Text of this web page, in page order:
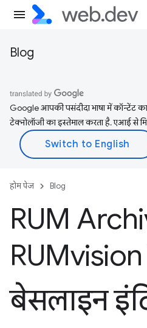
Blog
Google आपकी पसंदीदा भाषा में कॉन्टेंट
टेक्नोलॉजी का इस्तेमाल करता है. एआई से
होम पेज Blog
RUM
बेसलाइन